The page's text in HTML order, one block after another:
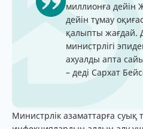
миллионға
дейін тұмау
қалыпты жағдай.
министрлігі
ахуалды апта
– деді Сархат
Министрлік азаматтарға